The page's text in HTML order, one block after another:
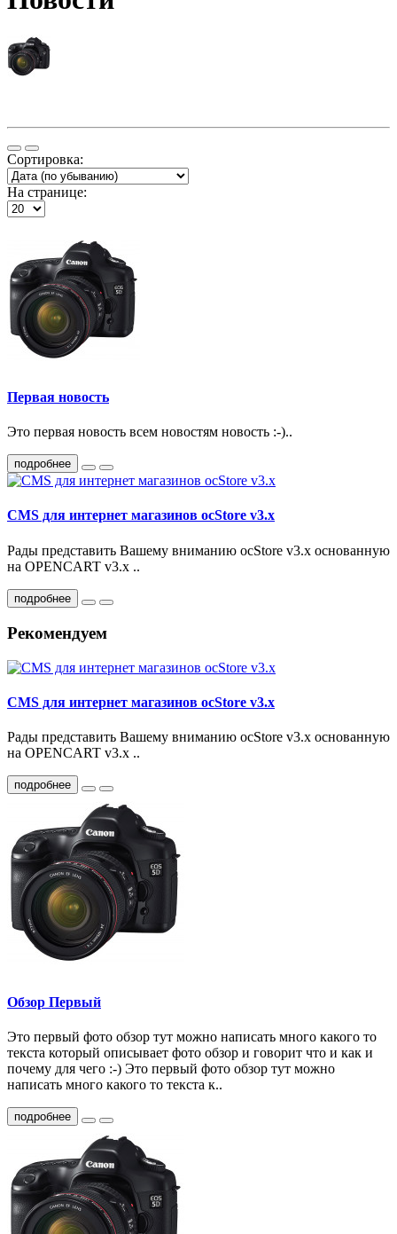
Сортировка:
На странице:
Первая новость
Это первая новость всем новостям новость :-)..
подробнее
CMS для интернет магазинов ocStore v3.x
Рады представить Вашему вниманию ocStore v3.x основанную
на OPENCART v3.x ..
подробнее
Рекомендуем
CMS для интернет магазинов ocStore v3.x
Рады представить Вашему вниманию ocStore v3.x основанную
на OPENCART v3.x ..
подробнее
Обзор Первый
Это первый фото обзор тут можно написать много какого то
текста который описывает фото обзор и говорит что и как и
почему для чего :-) Это первый фото обзор тут можно
написать много какого то текста к..
подробнее